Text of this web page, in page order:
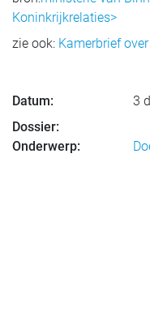
Koninkrijkrelaties>
zie ook: Kamerbrief
Datum:
3
Dossier:
Onderwerp: